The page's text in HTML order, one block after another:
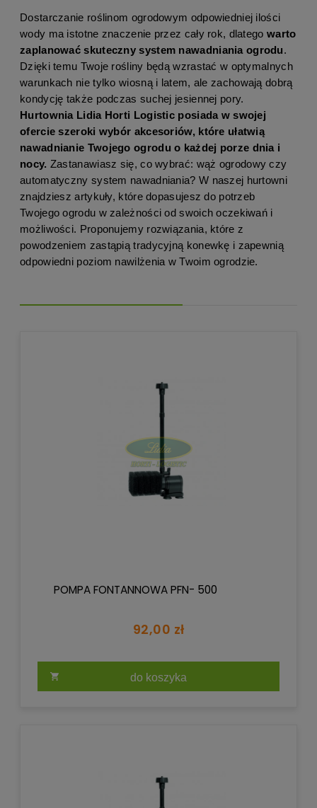
Dostarczanie roślinom ogrodowym odpowiedniej ilości
wody ma istotne znaczenie przez cały rok, dlatego warto
zaplanować skuteczny system nawadniania ogrodu.
Dzięki temu Twoje rośliny będą wzrastać w optymalnych
warunkach nie tylko wiosną i latem, ale zachowają dobrą
kondycję także podczas suchej jesiennej pory.
Hurtownia Lidia Horti Logistic posiada w swojej
ofercie szeroki wybór akcesoriów, które ułatwią
nawadnianie Twojego ogrodu o każdej porze dnia i
nocy. Zastanawiasz się, co wybrać: wąż ogrodowy czy
automatyczny system nawadniania? W naszej hurtowni
znajdziesz artykuły, które dopasujesz do potrzeb
Twojego ogrodu w zależności od swoich oczekiwań i
możliwości. Proponujemy rozwiązania, które z
powodzeniem zastąpią tradycyjną konewkę i zapewnią
odpowiedni poziom nawilżenia w Twoim ogrodzie.
POMPA FONTANNOWA PFN- 500
92,00 zł
do koszyka